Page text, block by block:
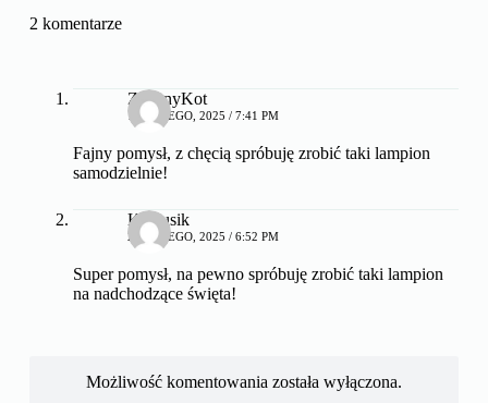
2 komentarze
ZielonyKot
17 LUTEGO, 2025 / 7:41 PM
Fajny pomysł, z chęcią spróbuję zrobić taki lampion
samodzielnie!
Kaktusik
23 LUTEGO, 2025 / 6:52 PM
Super pomysł, na pewno spróbuję zrobić taki lampion
na nadchodzące święta!
Możliwość komentowania została wyłączona.